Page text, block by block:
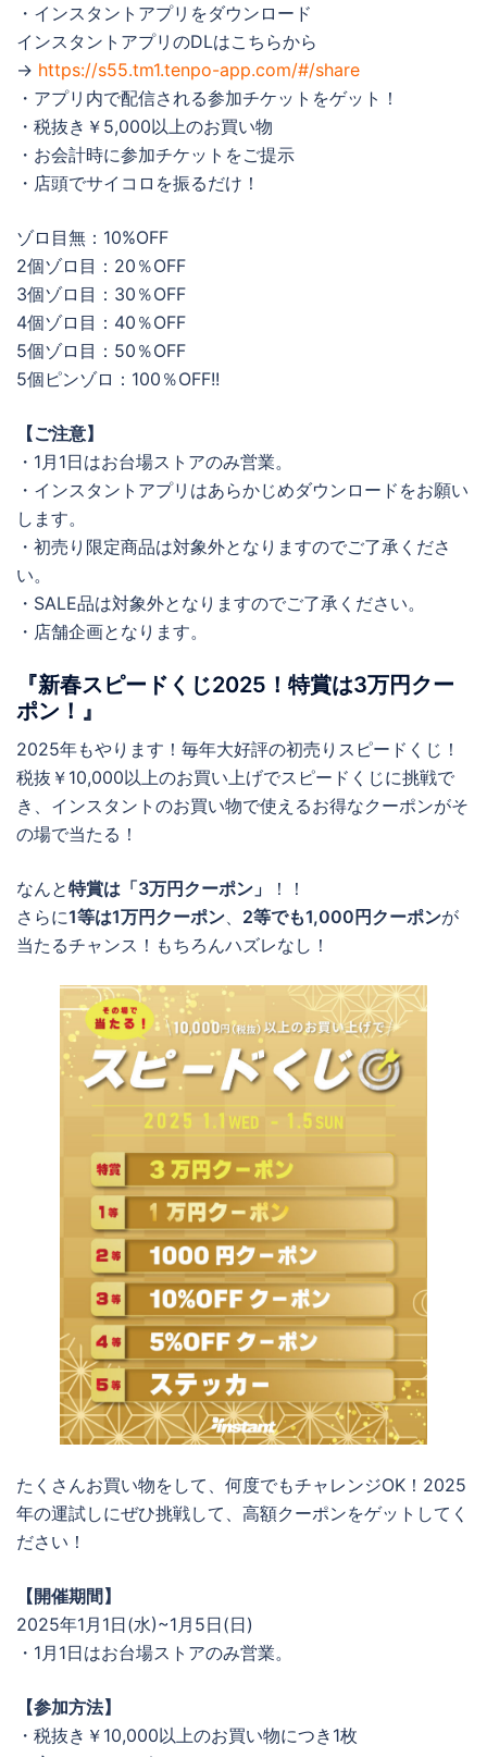
・インスタントアプリをダウンロード
インスタントアプリのDLはこちらから
→ https://s55.tm1.tenpo-app.com/#/share
・アプリ内で配信される参加チケットをゲット！
・税抜き￥5,000以上のお買い物
・お会計時に参加チケットをご提示
・店頭でサイコロを振るだけ！
ゾロ目無：10%OFF
2個ゾロ目：20％OFF
3個ゾロ目：30％OFF
4個ゾロ目：40％OFF
5個ゾロ目：50％OFF
5個ピンゾロ：100％OFF!!
【ご注意】
・1月1日はお台場ストアのみ営業。
・インスタントアプリはあらかじめダウンロードをお願い
します。
・初売り限定商品は対象外となりますのでご了承くださ
い。
・SALE品は対象外となりますのでご了承ください。
・店舗企画となります。
『新春スピードくじ2025！特賞は3万円クー
ポン！』
2025年もやります！毎年大好評の初売りスピードくじ！
税抜￥10,000以上のお買い上げでスピードくじに挑戦で
き、インスタントのお買い物で使えるお得なクーポンがそ
の場で当たる！
なんと特賞は「3万円クーポン」
！！
さらに1等は1万円クーポン 2等でも1,000円クーポンが
当たるチャンス！もちろんハズレなし！
たくさんお買い物をして、何度でもチャレンジOK！2025
年の運試しにぜひ挑戦して、高額クーポンをゲットしてく
ださい！
【開催期間】
2025年1月1日(水)~1月5日(日)
・1月1日はお台場ストアのみ営業。
【参加方法】
・税抜き￥10,000以上のお買い物につき1枚